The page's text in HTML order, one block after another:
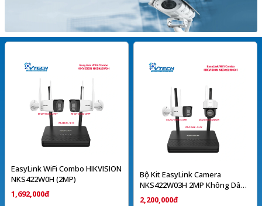
EasyLink WiFi Combo HIKVISION
NKS422W0H (2MP)
1,692,000đ
Bộ Kit EasyLink Camera
NKS422W03H 2MP Không Dây
HIKVISION
2,200,000đ